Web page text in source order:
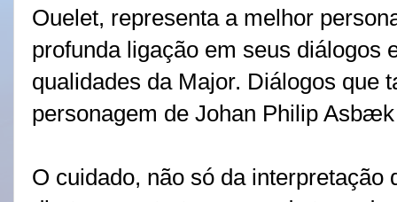
Ouelet, representa a melhor
profunda ligação em seus diálogos
qualidades da Major. Diálogos que
personagem de Johan Philip
O cuidado, não só da interpretação